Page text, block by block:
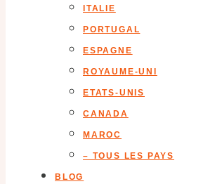
ITALIE
PORTUGAL
ESPAGNE
ROYAUME-UNI
ETATS-UNIS
CANADA
MAROC
– TOUS LES PAYS
BLOG